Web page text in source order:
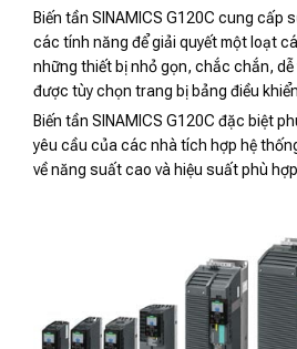
Biến tần SINAMICS G120C cung cấp
các tính năng để giải quyết một loạt
những thiết bị nhỏ gọn, chắc chắn, dễ
được tùy chọn trang bị bảng điều
Biến tần SINAMICS G120C đặc biệt
yêu cầu của các nhà tích hợp hệ
về năng suất cao và hiệu suất phù